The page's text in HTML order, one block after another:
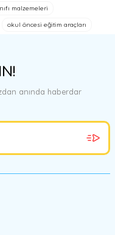
malzemeleri
okul öncesi eğitim araçları
anında haberdar